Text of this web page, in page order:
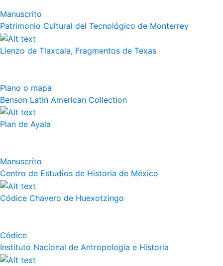
Manuscrito
Patrimonio Cultural del Tecnológico de Monterrey
Lienzo de Tlaxcala, Fragmentos de Texas
Plano o mapa
Benson Latin American Collection
Plan de Ayala
Manuscrito
Centro de Estudios de Historia de México
Códice Chavero de Huexotzingo
Códice
Instituto Nacional de Antropología e Historia